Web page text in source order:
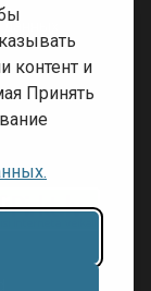
контент и
Принять